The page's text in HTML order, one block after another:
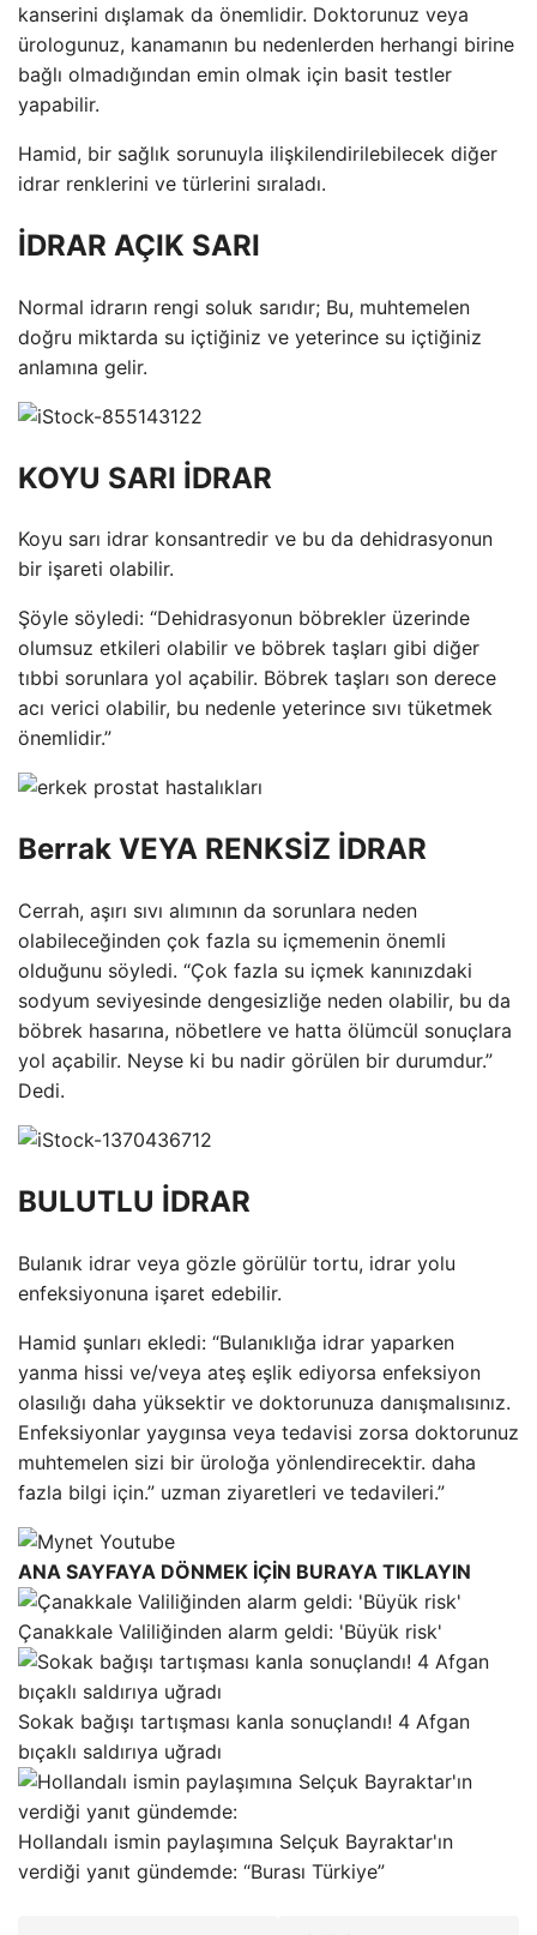
kanserini dışlamak da önemlidir. Doktorunuz veya
ürologunuz, kanamanın bu nedenlerden herhangi birine
bağlı olmadığından emin olmak için basit testler
yapabilir.
Hamid, bir sağlık sorunuyla ilişkilendirilebilecek diğer
idrar renklerini ve türlerini sıraladı.
İDRAR AÇIK SARI
Normal idrarın rengi soluk sarıdır; Bu, muhtemelen
doğru miktarda su içtiğiniz ve yeterince su içtiğiniz
anlamına gelir.
KOYU SARI İDRAR
Koyu sarı idrar konsantredir ve bu da dehidrasyonun
bir işareti olabilir.
Şöyle söyledi: “Dehidrasyonun böbrekler üzerinde
olumsuz etkileri olabilir ve böbrek taşları gibi diğer
tıbbi sorunlara yol açabilir. Böbrek taşları son derece
acı verici olabilir, bu nedenle yeterince sıvı tüketmek
önemlidir.”
Berrak VEYA RENKSİZ İDRAR
Cerrah, aşırı sıvı alımının da sorunlara neden
olabileceğinden çok fazla su içmemenin önemli
olduğunu söyledi. “Çok fazla su içmek kanınızdaki
sodyum seviyesinde dengesizliğe neden olabilir, bu da
böbrek hasarına, nöbetlere ve hatta ölümcül sonuçlara
yol açabilir. Neyse ki bu nadir görülen bir durumdur.”
Dedi.
BULUTLU İDRAR
Bulanık idrar veya gözle görülür tortu, idrar yolu
enfeksiyonuna işaret edebilir.
Hamid şunları ekledi: “Bulanıklığa idrar yaparken
yanma hissi ve/veya ateş eşlik ediyorsa enfeksiyon
olasılığı daha yüksektir ve doktorunuza danışmalısınız.
Enfeksiyonlar yaygınsa veya tedavisi zorsa doktorunuz
muhtemelen sizi bir üroloğa yönlendirecektir. daha
fazla bilgi için.” uzman ziyaretleri ve tedavileri.”
ANA SAYFAYA DÖNMEK İÇİN BURAYA TIKLAYIN
Çanakkale Valiliğinden alarm geldi: 'Büyük risk'
Sokak bağışı tartışması kanla sonuçlandı! 4 Afgan
bıçaklı saldırıya uğradı
Hollandalı ismin paylaşımına Selçuk Bayraktar'ın
verdiği yanıt gündemde: “Burası Türkiye”